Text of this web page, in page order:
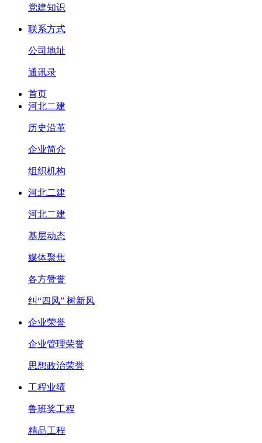
党建知识
联系方式
公司地址
通讯录
首页
河北二建
历史沿革
企业简介
组织机构
河北二建
河北二建
基层动态
媒体聚焦
各方赞誉
纠“四风” 树新风
企业荣誉
企业管理荣誉
思想政治荣誉
工程业绩
鲁班奖工程
精品工程